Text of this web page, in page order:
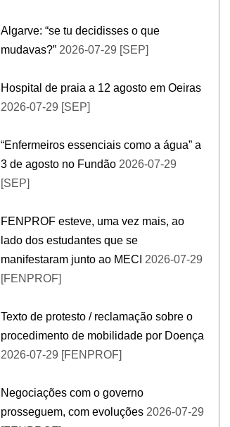
Algarve: “se tu decidisses o que
mudavas?” 2026-07-29 [SEP]
Hospital de praia a 12 agosto em Oeiras
2026-07-29 [SEP]
“Enfermeiros essenciais como a água” a
3 de agosto no Fundão 2026-07-29
[SEP]
FENPROF esteve, uma vez mais, ao
lado dos estudantes que se
manifestaram junto ao MECI 2026-07-29
[FENPROF]
Texto de protesto / reclamação sobre o
procedimento de mobilidade por Doença
2026-07-29 [FENPROF]
Negociações com o governo
prosseguem, com evoluções 2026-07-29